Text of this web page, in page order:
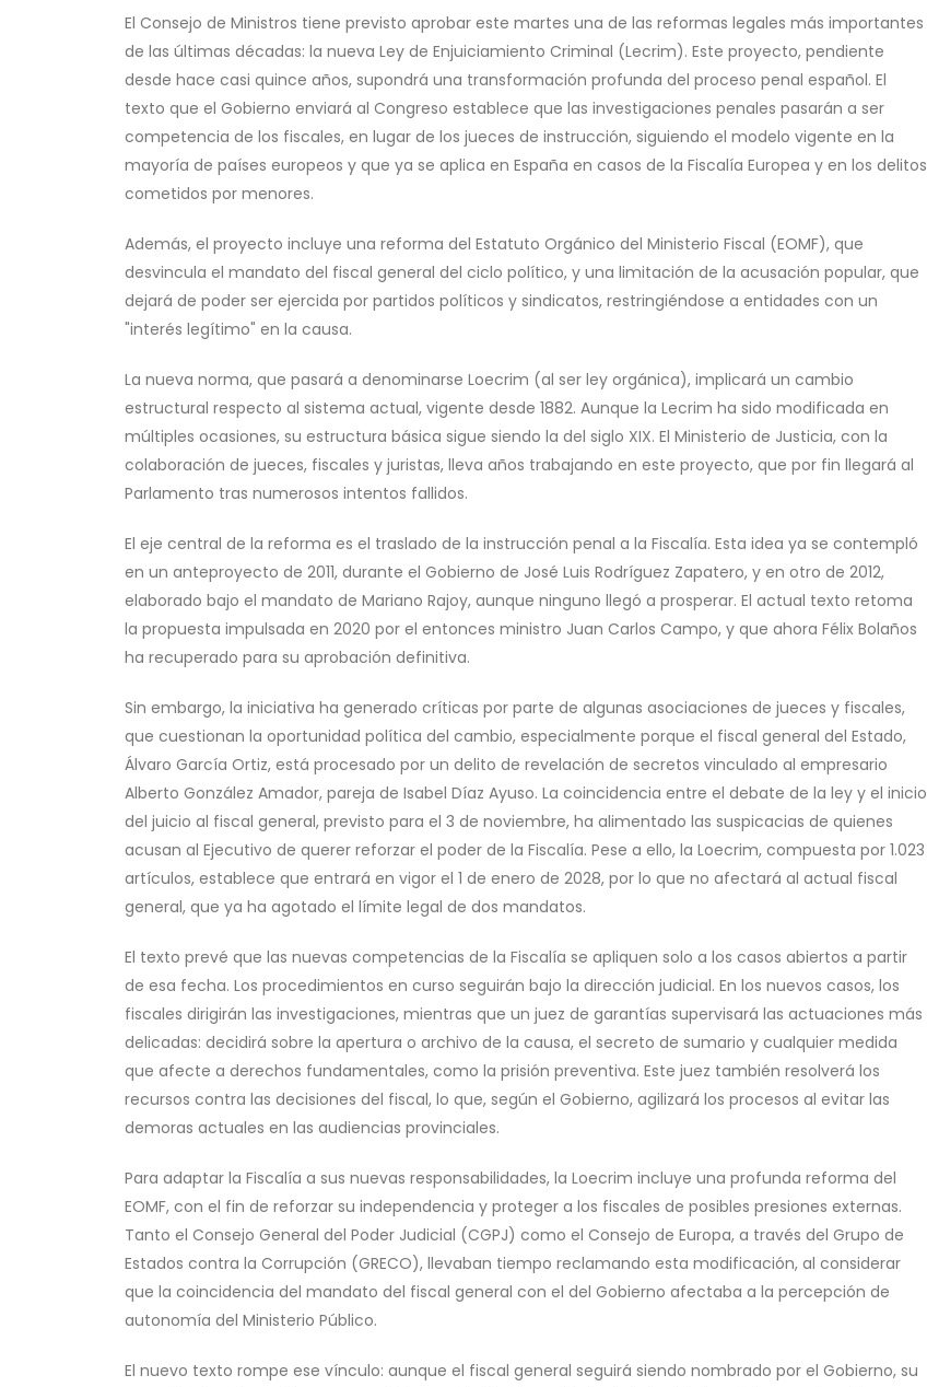
El Consejo de Ministros tiene previsto aprobar este martes una de las reformas legales más importantes
de las últimas décadas: la nueva Ley de Enjuiciamiento Criminal (Lecrim). Este proyecto, pendiente
desde hace casi quince años, supondrá una transformación profunda del proceso penal español. El
texto que el Gobierno enviará al Congreso establece que las investigaciones penales pasarán a ser
competencia de los fiscales, en lugar de los jueces de instrucción, siguiendo el modelo vigente en la
mayoría de países europeos y que ya se aplica en España en casos de la Fiscalía Europea y en los delitos
cometidos por menores.
Además, el proyecto incluye una reforma del Estatuto Orgánico del Ministerio Fiscal (EOMF), que
desvincula el mandato del fiscal general del ciclo político, y una limitación de la acusación popular, que
dejará de poder ser ejercida por partidos políticos y sindicatos, restringiéndose a entidades con un
"interés legítimo" en la causa.
La nueva norma, que pasará a denominarse Loecrim (al ser ley orgánica), implicará un cambio
estructural respecto al sistema actual, vigente desde 1882. Aunque la Lecrim ha sido modificada en
múltiples ocasiones, su estructura básica sigue siendo la del siglo XIX. El Ministerio de Justicia, con la
colaboración de jueces, fiscales y juristas, lleva años trabajando en este proyecto, que por fin llegará al
Parlamento tras numerosos intentos fallidos.
El eje central de la reforma es el traslado de la instrucción penal a la Fiscalía. Esta idea ya se contempló
en un anteproyecto de 2011, durante el Gobierno de José Luis Rodríguez Zapatero, y en otro de 2012,
elaborado bajo el mandato de Mariano Rajoy, aunque ninguno llegó a prosperar. El actual texto retoma
la propuesta impulsada en 2020 por el entonces ministro Juan Carlos Campo, y que ahora Félix Bolaños
ha recuperado para su aprobación definitiva.
Sin embargo, la iniciativa ha generado críticas por parte de algunas asociaciones de jueces y fiscales,
que cuestionan la oportunidad política del cambio, especialmente porque el fiscal general del Estado,
Álvaro García Ortiz, está procesado por un delito de revelación de secretos vinculado al empresario
Alberto González Amador, pareja de Isabel Díaz Ayuso. La coincidencia entre el debate de la ley y el inicio
del juicio al fiscal general, previsto para el 3 de noviembre, ha alimentado las suspicacias de quienes
acusan al Ejecutivo de querer reforzar el poder de la Fiscalía. Pese a ello, la Loecrim, compuesta por 1.023
artículos, establece que entrará en vigor el 1 de enero de 2028, por lo que no afectará al actual fiscal
general, que ya ha agotado el límite legal de dos mandatos.
El texto prevé que las nuevas competencias de la Fiscalía se apliquen solo a los casos abiertos a partir
de esa fecha. Los procedimientos en curso seguirán bajo la dirección judicial. En los nuevos casos, los
fiscales dirigirán las investigaciones, mientras que un juez de garantías supervisará las actuaciones más
delicadas: decidirá sobre la apertura o archivo de la causa, el secreto de sumario y cualquier medida
que afecte a derechos fundamentales, como la prisión preventiva. Este juez también resolverá los
recursos contra las decisiones del fiscal, lo que, según el Gobierno, agilizará los procesos al evitar las
demoras actuales en las audiencias provinciales.
Para adaptar la Fiscalía a sus nuevas responsabilidades, la Loecrim incluye una profunda reforma del
EOMF, con el fin de reforzar su independencia y proteger a los fiscales de posibles presiones externas.
Tanto el Consejo General del Poder Judicial (CGPJ) como el Consejo de Europa, a través del Grupo de
Estados contra la Corrupción (GRECO), llevaban tiempo reclamando esta modificación, al considerar
que la coincidencia del mandato del fiscal general con el del Gobierno afectaba a la percepción de
autonomía del Ministerio Público.
El nuevo texto rompe ese vínculo: aunque el fiscal general seguirá siendo nombrado por el Gobierno, su